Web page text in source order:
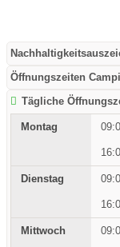
Öffnungszeiten
Tägliche